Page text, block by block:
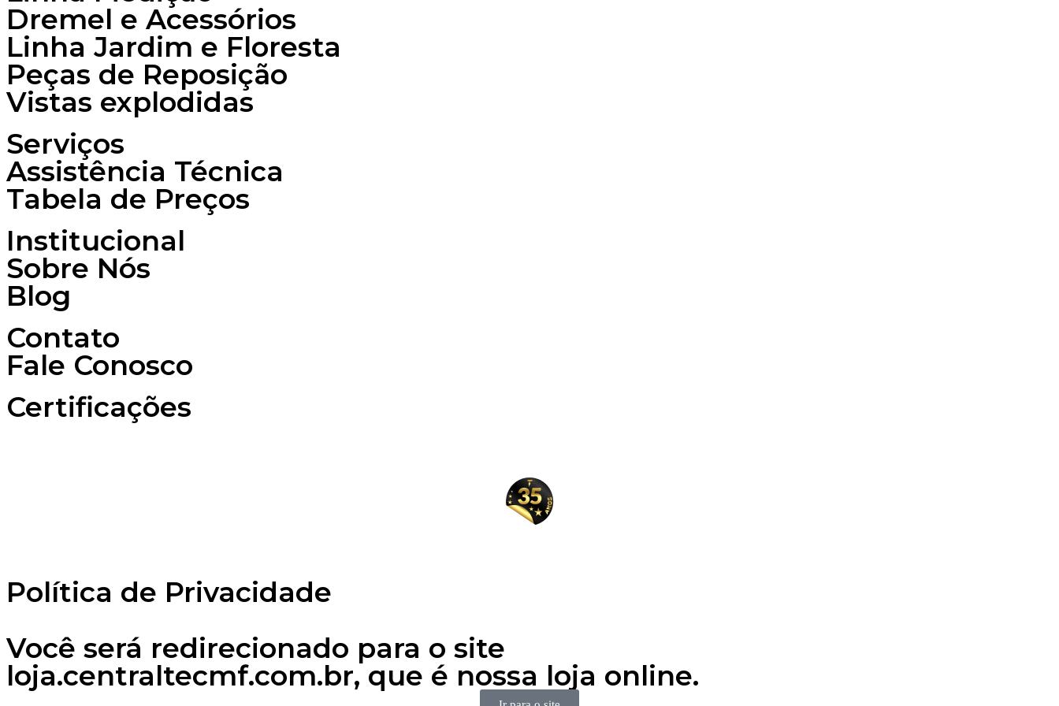
Dremel e Acessórios
Linha Jardim e Floresta
Peças de Reposição
Vistas explodidas
Serviços
Assistência Técnica
Tabela de Preços
Institucional
Sobre Nós
Blog
Contato
Fale Conosco
Certificações
Política de Privacidade
Você será redirecionado para o site
loja.centraltecmf.com.br, que é nossa loja online.